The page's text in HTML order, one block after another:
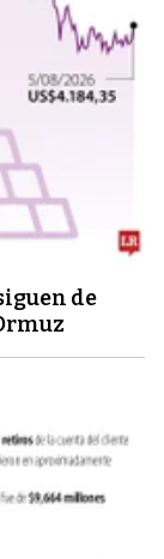
de